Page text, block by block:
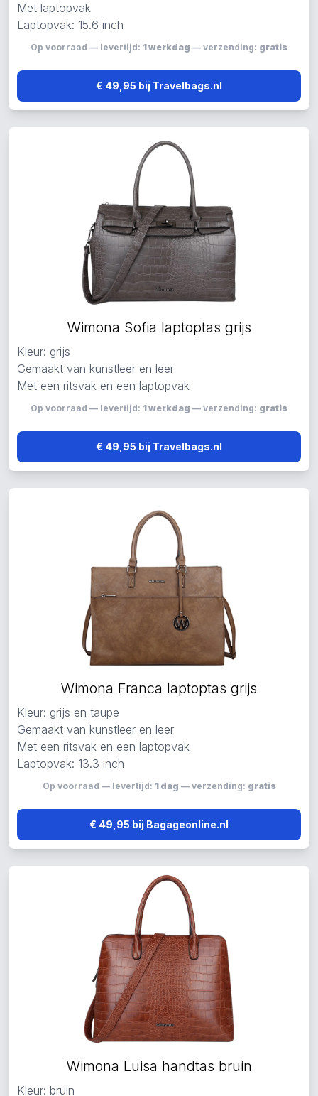
Met laptopvak
Laptopvak: 15.6 inch
Op voorraad — levertijd: 1 werkdag — verzending: gratis
€ 49,95 bij Travelbags.nl
Wimona Sofia laptoptas grijs
Kleur: grijs
Gemaakt van kunstleer en leer
Met een ritsvak en een laptopvak
Op voorraad — levertijd: 1 werkdag — verzending: gratis
€ 49,95 bij Travelbags.nl
Wimona Franca laptoptas grijs
Kleur: grijs en taupe
Gemaakt van kunstleer en leer
Met een ritsvak en een laptopvak
Laptopvak: 13.3 inch
Op voorraad — levertijd: 1 dag — verzending: gratis
€ 49,95 bij Bagageonline.nl
Wimona Luisa handtas bruin
Kleur: bruin